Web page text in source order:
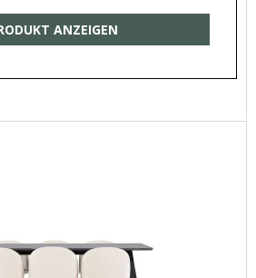
ANZEIGEN